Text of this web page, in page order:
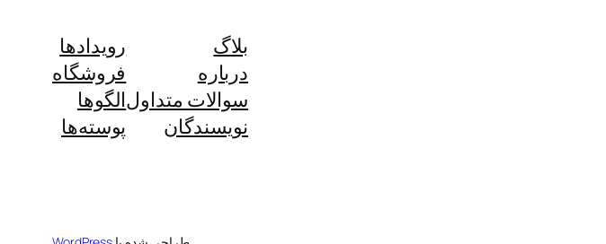
بلاگ
درباره
سوالات متداول
نویسندگان
رویدادها
فروشگاه
الگوها
پوسته‌ها